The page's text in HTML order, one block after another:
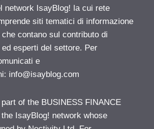
network IsayBlog! la cui rete
siti tematici di informazione
che contano sul contributo di
esperti del settore. Per
e
info@isayblog.com
of the BUSINESS FINANCE
IsayBlog! network whose